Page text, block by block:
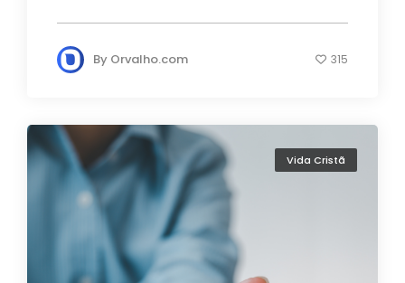
By Orvalho.com 315
Vida Cristã